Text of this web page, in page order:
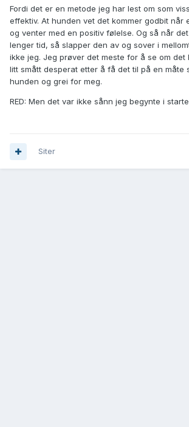
Fordi det er en metode jeg har lest om som
effektiv. At hunden vet det kommer godbit når
og venter med en positiv følelse. Og så når
lenger tid, så slapper den av og sover i
ikke jeg. Jeg prøver det meste for å se om
litt smått desperat etter å få det til på en måte
hunden og grei for meg.
RED: Men det var ikke sånn jeg begynte i
Siter